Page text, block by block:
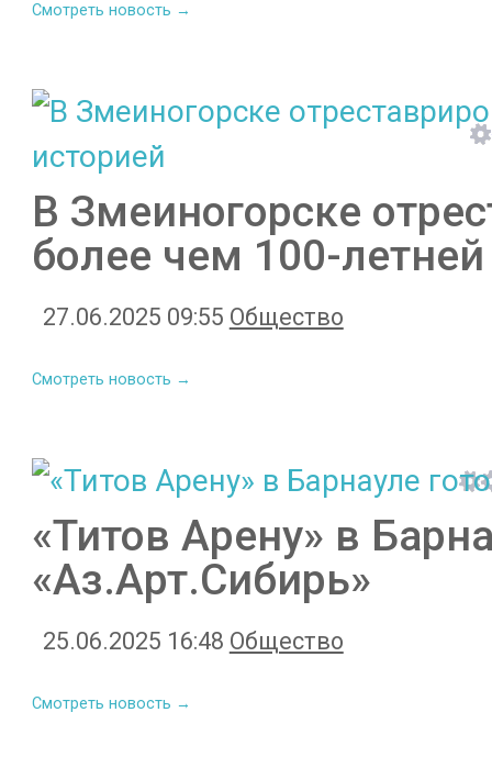
Смотреть новость →
В Змеиногорске
более чем 100-
27.06.2025 09:55 Общество
Смотреть новость →
«Титов Арену» в
«Аз.Арт.Сибирь»
25.06.2025 16:48 Общество
Смотреть новость →